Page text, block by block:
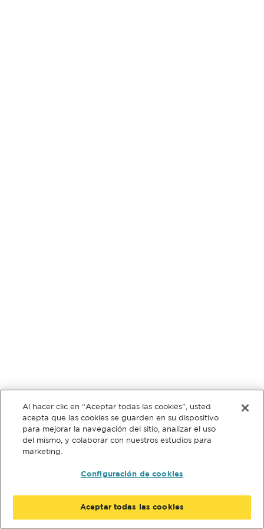
Al hacer clic en “Aceptar todas las cookies”, usted
acepta que las cookies se guarden en su dispositivo
para mejorar la navegación del sitio, analizar el uso
del mismo, y colaborar con nuestros estudios para
marketing.
Configuración de cookies
Aceptar todas las cookies